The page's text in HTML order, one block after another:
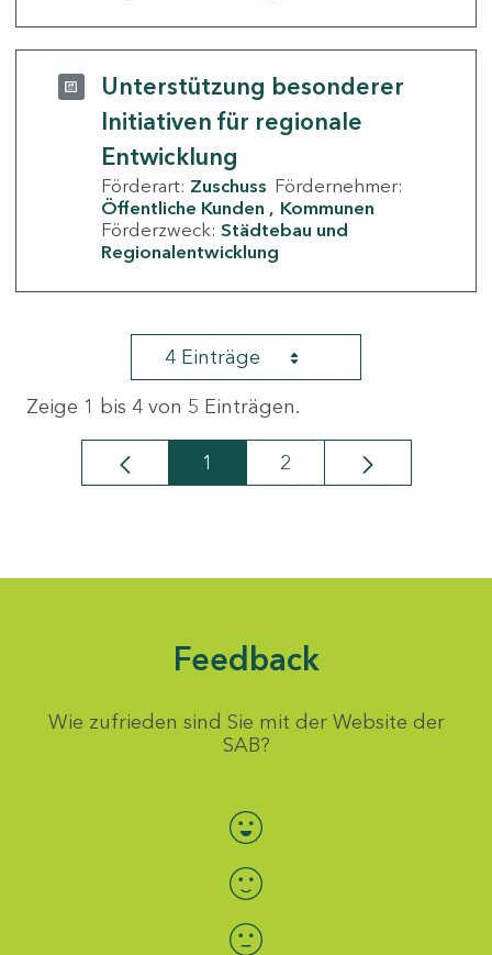
Unterstützung besonderer
Initiativen für regionale
Entwicklung
Förderart: Zuschuss Fördernehmer:
Öffentliche Kunden
Kommunen
Förderzweck: Städtebau und
Regionalentwicklung
4 Einträge
Zeige 1 bis 4 von 5 Einträgen.
Seite
1 Seite
2
Feedback
Wie zufrieden sind Sie mit der Website der
SAB?
Bewertung auswählen